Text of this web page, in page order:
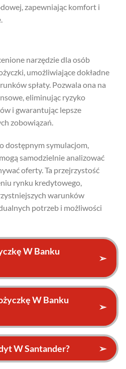
zapewniając komfort i
narzędzie dla osób
umożliwiające dokładne
spłaty. Pozwala ona na
eliminując ryzyko
i gwarantując lepsze
zobowiązań.
dostępnym symulacjom,
samodzielnie analizować
oferty. Ta przejrzystość
rynku kredytowego,
warunków
potrzeb i możliwości
W Banku
➢
W Banku
➢
W Santander? ➢